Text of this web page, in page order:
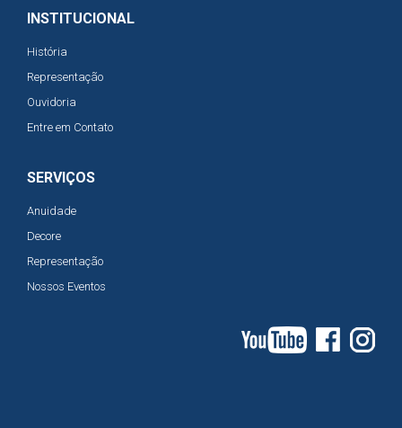
INSTITUCIONAL
História
Representação
Ouvidoria
Entre em Contato
SERVIÇOS
Anuidade
Decore
Representação
Nossos Eventos